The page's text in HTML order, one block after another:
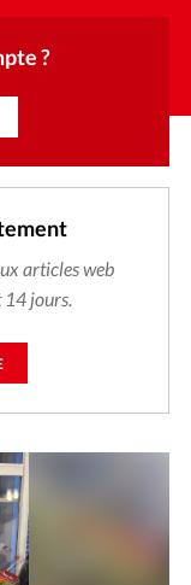
?
articles web
14 jours.